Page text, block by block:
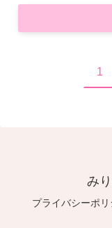
1
み
プライバシーポリ